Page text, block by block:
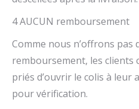
4 AUCUN remboursement
Comme nous n’offrons pas
remboursement, les clients
priés d’ouvrir le colis à leur
pour vérification.